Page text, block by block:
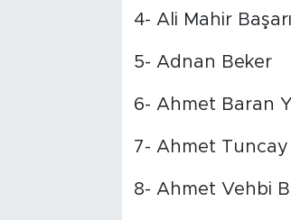
4- Ali Mahir
5- Adnan Beker
6- Ahmet Baran
7- Ahmet Tuncay
8- Ahmet Vehbi